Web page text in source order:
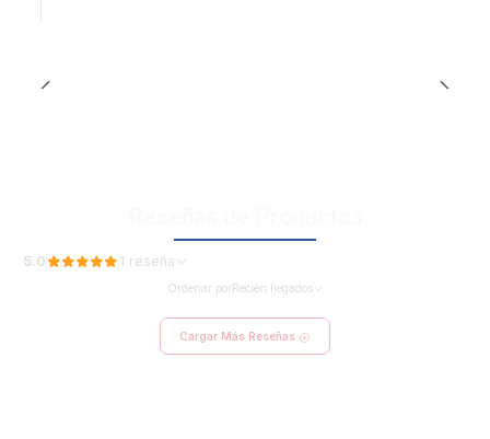
5.0 1 reseña
Ordenar porRecién llegados
Cargar Más Reseñas